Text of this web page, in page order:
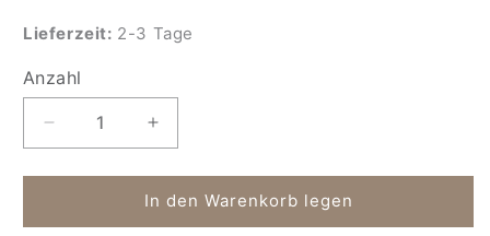
Lieferzeit: 2-3 Tage
Anzahl
Anzahl
Verringere
die
Menge
Haken
Erhöhe
die
Menge
für
Haken
In den Warenkorb legen